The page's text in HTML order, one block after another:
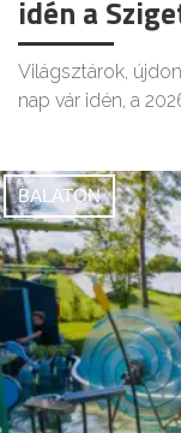
idén a
Világsztárok,
nap vár idén, a
BALATON